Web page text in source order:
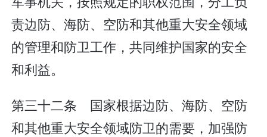
责边防、海防、空防和其他重大安全领域
的管理和防卫工作，共同维护国家的安全
和利益。
第三十二条 国家根据边防、海防、空防
和其他重大安全领域防卫的需要，加强防